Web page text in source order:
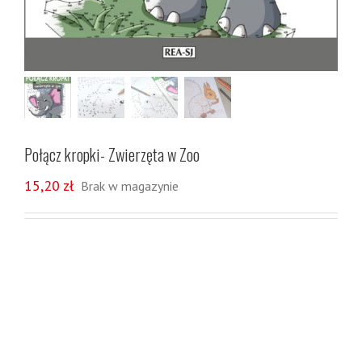
Połącz kropki- Zwierzęta w Zoo
15,20 zł Brak w magazynie